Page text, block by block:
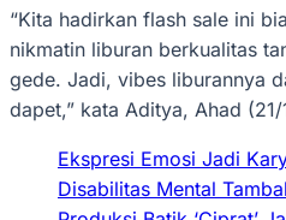
“Kita hadirkan flash sale ini
nikmatin liburan berkualitas
gede. Jadi, vibes liburannya
dapet,” kata Aditya, Ahad
Ekspresi Emosi Jadi
Disabilitas Mental